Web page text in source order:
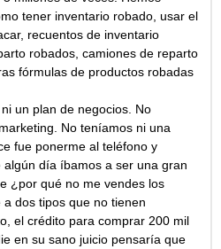
tener inventario robado, usar el
recuentos de inventario
robados, camiones de reparto
fórmulas de productos robadas
un plan de negocios. No
No teníamos ni una
fue ponerme al teléfono y
día íbamos a ser una gran
¿por qué no me vendes los
dos tipos que no tienen
el crédito para comprar 200 mil
en su sano juicio pensaría que